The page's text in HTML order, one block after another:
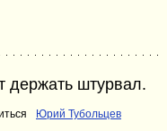
держать штурвал.
Юрий Тубольцев